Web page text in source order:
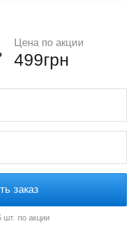
Цена по акции
499грн
заказ
шт. по акции